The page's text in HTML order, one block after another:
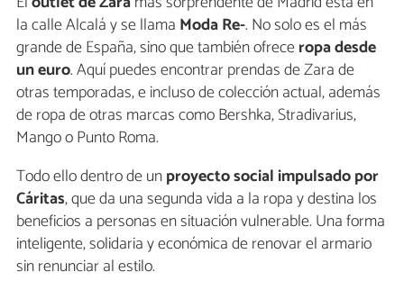
la calle Alcalá y se llama Moda Re-. No solo es el más
grande de España, sino que también ofreceropa desde
un euro. Aquí puedes encontrar prendas de Zara de
otras temporadas, e incluso de colección actual, además
de ropa de otras marcas como Bershka, Stradivarius,
Mango o Punto Roma.
Todo ello dentro de unproyecto social impulsado por
Cáritas, que da una segunda vida a la ropa y destina los
beneficios a personas en situación vulnerable. Una forma
inteligente, solidaria y económica de renovar el armario
sin renunciar al estilo.